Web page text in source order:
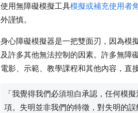
使用無障礙模擬工具模擬或補充使用者
外謹慎。
身心障礙模擬器是一把雙面刃，因為模
及許多其他無法控制的因素。許多無障
電影、示範、教學課程和其他內容，直
「我覺得我們必須坦白承認，任何模
項。失明並非我們的特徵，對失明的誤